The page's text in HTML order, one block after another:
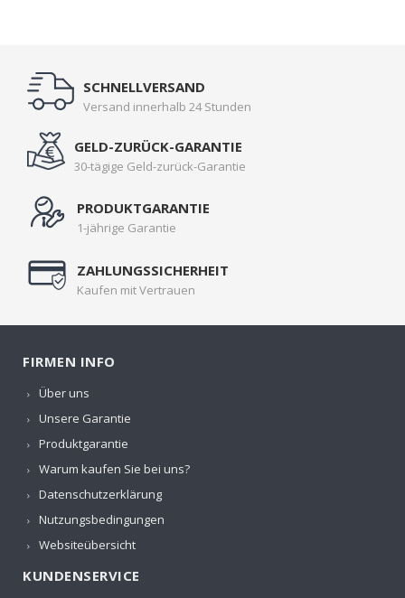
SCHNELLVERSAND
Versand innerhalb 24 Stunden
GELD-ZURÜCK-GARANTIE
30-tägige Geld-zurück-Garantie
PRODUKTGARANTIE
1-jährige Garantie
ZAHLUNGSSICHERHEIT
Kaufen mit Vertrauen
FIRMEN INFO
Über uns
Unsere Garantie
Produktgarantie
Warum kaufen Sie bei uns?
Datenschutzerklärung
Nutzungsbedingungen
Websiteübersicht
KUNDENSERVICE